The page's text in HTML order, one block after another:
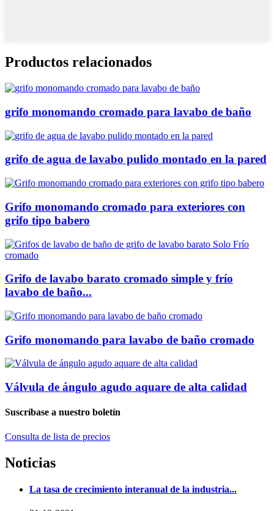
Productos relacionados
grifo monomando cromado para lavabo de baño
grifo de agua de lavabo pulido montado en la pared
Grifo monomando cromado para exteriores con
grifo tipo babero
Grifo de lavabo barato cromado simple y frío
lavabo de baño...
Grifo monomando para lavabo de baño cromado
Válvula de ángulo agudo aquare de alta calidad
Suscríbase a nuestro boletín
Consulta de lista de precios
Noticias
La tasa de crecimiento interanual de la industria...